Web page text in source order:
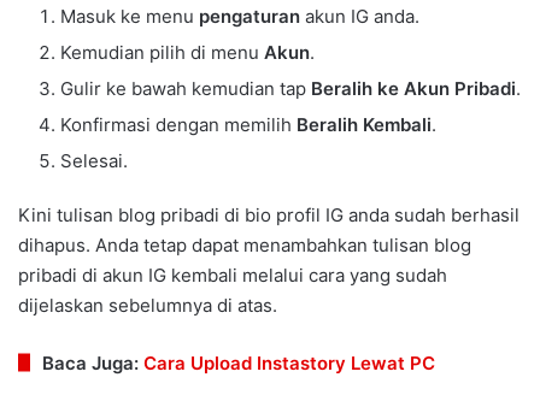
Masuk ke menu pengaturan akun IG anda.
Kemudian pilih di menu Akun.
Gulir ke bawah kemudian tap Beralih ke Akun Pribadi.
Konfirmasi dengan memilih Beralih Kembali.
Selesai.
Kini tulisan blog pribadi di bio profil IG anda sudah berhasil
dihapus. Anda tetap dapat menambahkan tulisan blog
pribadi di akun IG kembali melalui cara yang sudah
dijelaskan sebelumnya di atas.
Baca Juga: Cara Upload Instastory Lewat PC